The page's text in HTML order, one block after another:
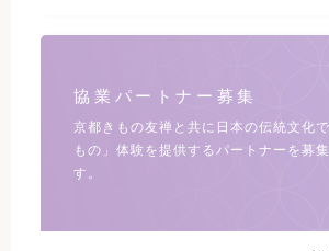
協業パートナー募集
京都きもの友禅と共に日本の伝統文化
もの」体験を提供するパートナーを募
す。